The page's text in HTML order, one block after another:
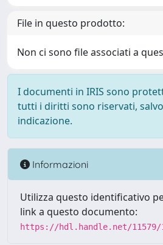
File in questo prodotto:
Non ci sono file associati a
I documenti in IRIS sono
tutti i diritti sono riservati,
indicazione.
Informazioni
Utilizza questo identificativo
link a questo documento:
https://hdl.handle.net/11579/